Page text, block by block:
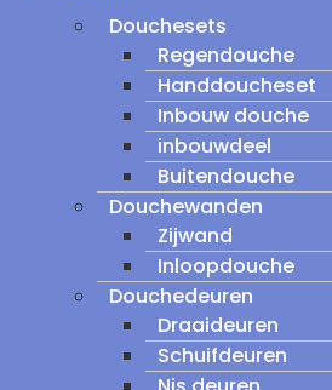
Douchesets
Regendouche
Handdoucheset
Inbouw douche
inbouwdeel
Buitendouche
Douchewanden
Zijwand
Inloopdouche
Douchedeuren
Draaideuren
Schuifdeuren